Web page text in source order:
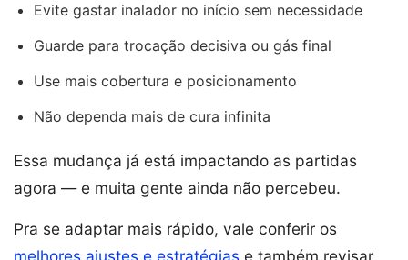
Evite gastar inalador no início sem necessidade
Guarde para trocação decisiva ou gás final
Use mais cobertura e posicionamento
Não dependa mais de cura infinita
Essa mudança já está impactando as partidas
agora — e muita gente ainda não percebeu.
Pra se adaptar mais rápido, vale conferir os